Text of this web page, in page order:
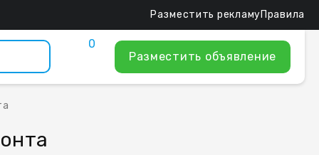
Разместить рекламуПравила
0
Разместить объявление